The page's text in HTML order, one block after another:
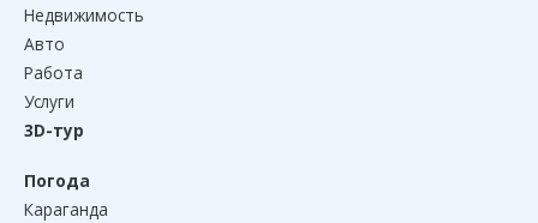
Недвижимость
Авто
Работа
Услуги
3D-тур
Погода
Караганда